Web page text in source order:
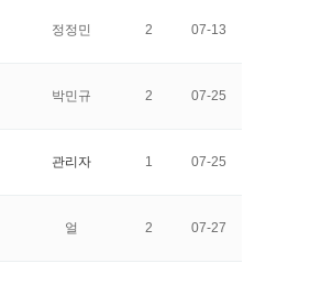
정정민 2 07-13
박민규 2 07-25
관리자 1 07-25
얼 2 07-27